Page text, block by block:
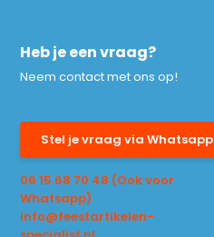
Heb je een vraag?
Neem contact met ons op!
Stel je vraag via Whatsapp
06 15 68 70 48 (Ook voor
Whatsapp)
info@feestartikelen-